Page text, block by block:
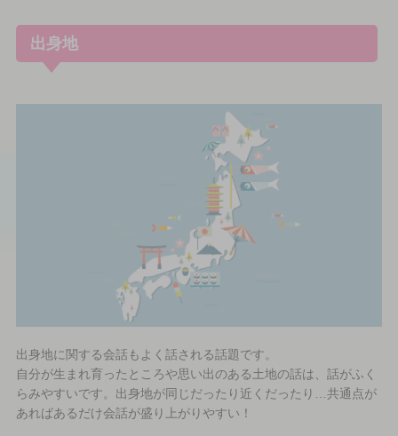
出身地
出身地に関する会話もよく話される話題です。
自分が生まれ育ったところや思い出のある土地の話は、話がふく
らみやすいです。出身地が同じだったり近くだったり…共通点が
あればあるだけ会話が盛り上がりやすい！